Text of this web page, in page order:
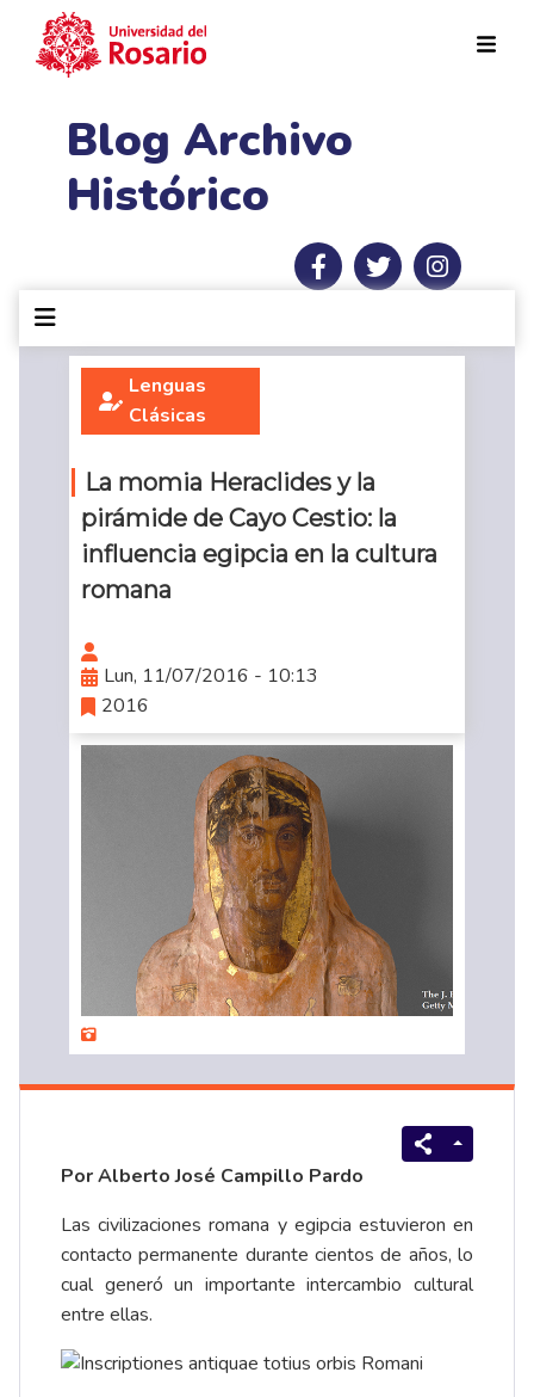
Blog Archivo
Histórico
Lenguas
Clásicas
La momia Heraclides y la
pirámide de Cayo Cestio: la
influencia egipcia en la cultura
romana
Lun, 11/07/2016 - 10:13
2016
Por Alberto José Campillo Pardo
Las civilizaciones romana y egipcia estuvieron en
contacto permanente durante cientos de años, lo
cual generó un importante intercambio cultural
entre ellas.